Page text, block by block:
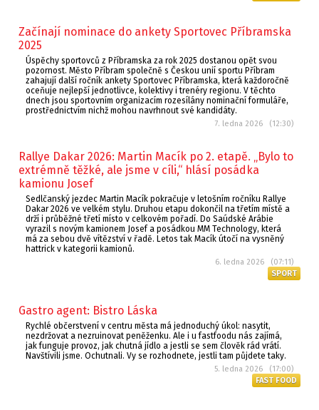
Začínají nominace do ankety Sportovec Příbramska
2025
Úspěchy sportovců z Příbramska za rok 2025 dostanou opět svou
pozornost. Město Příbram společně s Českou unií sportu Příbram
zahajují další ročník ankety Sportovec Příbramska, která každoročně
oceňuje nejlepší jednotlivce, kolektivy i trenéry regionu. V těchto
dnech jsou sportovním organizacím rozesílány nominační formuláře,
prostřednictvím nichž mohou navrhnout své kandidáty.
7. ledna 2026 (12:30)
Rallye Dakar 2026: Martin Macík po 2. etapě. „Bylo to
extrémně těžké, ale jsme v cíli,“ hlásí posádka
kamionu Josef
Sedlčanský jezdec Martin Macík pokračuje v letošním ročníku Rallye
Dakar 2026 ve velkém stylu. Druhou etapu dokončil na třetím místě a
drží i průběžné třetí místo v celkovém pořadí. Do Saúdské Arábie
vyrazil s novým kamionem Josef a posádkou MM Technology, která
má za sebou dvě vítězství v řadě. Letos tak Macík útočí na vysněný
hattrick v kategorii kamionů.
6. ledna 2026 (07:11)
SPORT
Gastro agent: Bistro Láska
Rychlé občerstvení v centru města má jednoduchý úkol: nasytit,
nezdržovat a nezruinovat peněženku. Ale i u fastfoodu nás zajímá,
jak funguje provoz, jak chutná jídlo a jestli se sem člověk rád vrátí.
Navštívili jsme. Ochutnali. Vy se rozhodnete, jestli tam půjdete taky.
5. ledna 2026 (17:00)
FAST FOOD